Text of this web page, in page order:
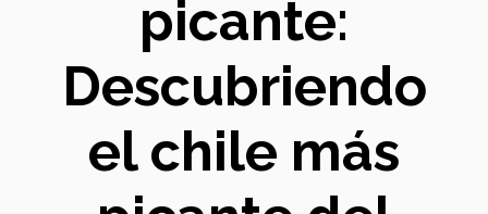
picante:
Descubriendo
el chile más